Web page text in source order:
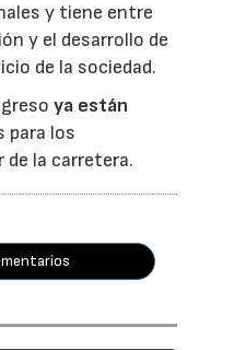
y tiene entre
y el desarrollo de
de la sociedad.
ya están
para los
la carretera.